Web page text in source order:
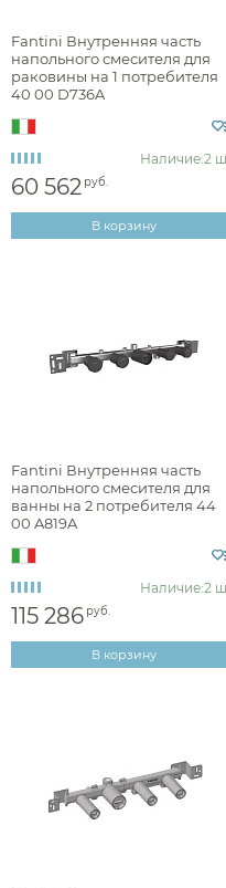
минимализм
неоклассика
Раздел каталога
на стену
Материал
Fantini Внутренняя часть
напольного смесителя для
раковины на 1 потребителя
40 00 D736A
Наличие:2
60 562 руб.
В корзину
Fantini Внутренняя часть
напольного смесителя для
ванны на 2 потребителя 44
00 A819A
Наличие:2
115 286 руб.
В корзину